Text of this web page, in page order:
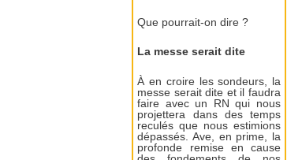
Que pourrait-on dire ?
La messe serait dite
À en croire les sondeurs, la
messe serait dite et il faudra
faire avec un RN qui nous
projettera dans des temps
reculés que nous estimions
dépassés. Ave, en prime, la
profonde remise en cause